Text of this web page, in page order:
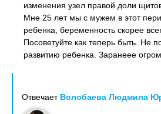
изменения узел правой доли
Мне 25 лет мы с мужем в этот
ребенка, беременность скорее
Посоветуйте как теперь быть. Не
развитию ребенка. Заранеее
Отвечает Волобаева Людмила